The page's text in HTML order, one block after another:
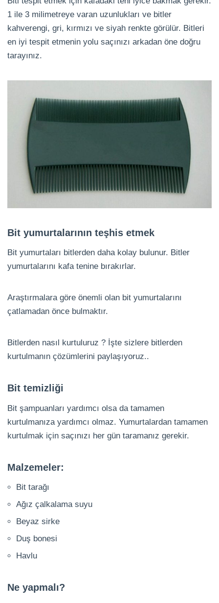
1 ile 3 milimetreye varan uzunlukları ve bitler
kahverengi, gri, kırmızı ve siyah renkte görülür. Bitleri
en iyi tespit etmenin yolu saçınızı arkadan öne doğru
tarayınız.
Bit yumurtalarının teşhis etmek
Bit yumurtaları bitlerden daha kolay bulunur. Bitler
yumurtalarını kafa tenine bırakırlar.
Araştırmalara göre önemli olan bit yumurtalarını
çatlamadan önce bulmaktır.
Bitlerden nasıl kurtuluruz ? İşte sizlere bitlerden
kurtulmanın çözümlerini paylaşıyoruz..
Bit temizliği
Bit şampuanları yardımcı olsa da tamamen
kurtulmanıza yardımcı olmaz. Yumurtalardan tamamen
kurtulmak için saçınızı her gün taramanız gerekir.
Malzemeler:
Bit tarağı
Ağız çalkalama suyu
Beyaz sirke
Duş bonesi
Havlu
Ne yapmalı?